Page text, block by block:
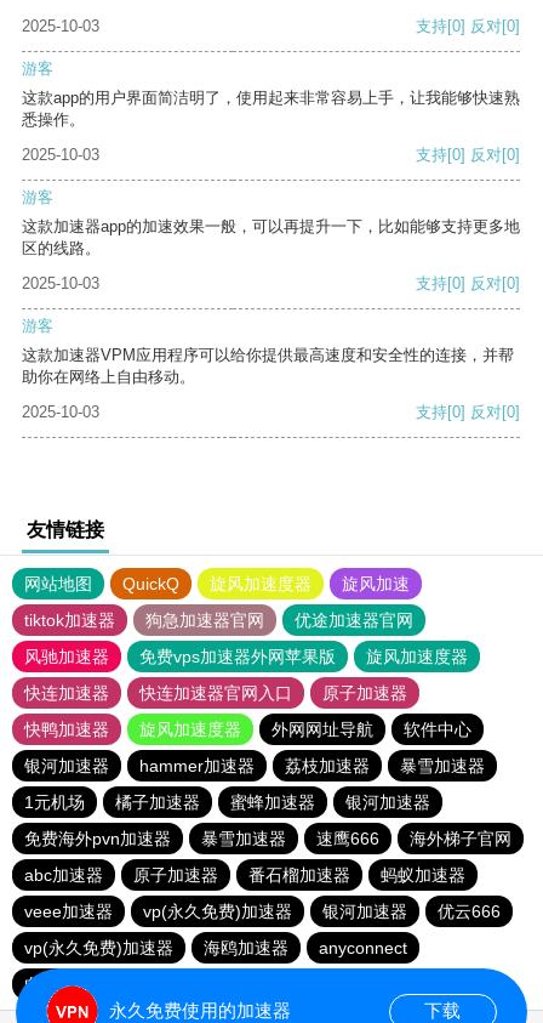
2025-10-03 支持[0] 反对[0]
游客
这款app的用户界面简洁明了，使用起来非常容易上手，让我能够快速熟
悉操作。
2025-10-03
支持[0] 反对[0]
游客
这款加速器app的加速效果一般，可以再提升一下，比如能够支持更多地
区的线路。
2025-10-03
支持[0] 反对[0]
游客
这款加速器VPM应用程序可以给你提供最高速度和安全性的连接，并帮
助你在网络上自由移动。
2025-10-03
支持[0] 反对[0]
友情链接
网站地图 QuickQ 旋风加速度器
旋风加速
tiktok加速器
狗急加速器官网
优途加速器官网
风驰加速器
免费vps加速器外网苹果版
旋风加速度器
快连加速器
快连加速器官网入口
原子加速器
快鸭加速器
旋风加速度器 外网网址导航
软件中心
银河加速器
hammer加速器 荔枝加速器
暴雪加速器
1元机场
橘子加速器 蜜蜂加速器
银河加速器
免费海外pvn加速器
暴雪加速器 速鹰666
海外梯子官网
abc加速器
原子加速器 番石榴加速器
蚂蚁加速器
veee加速器
vp(永久免费)加速器 银河加速器
优云666
vp(永久免费)加速器
海鸥加速器
anyconnect
白鲸加速器
永久免费使用的加速器 下载